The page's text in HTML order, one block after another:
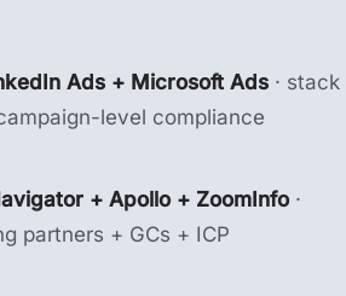
Ads + Microsoft Ads · stack
level compliance
+ Apollo + ZoomInfo ·
partners + GCs + ICP